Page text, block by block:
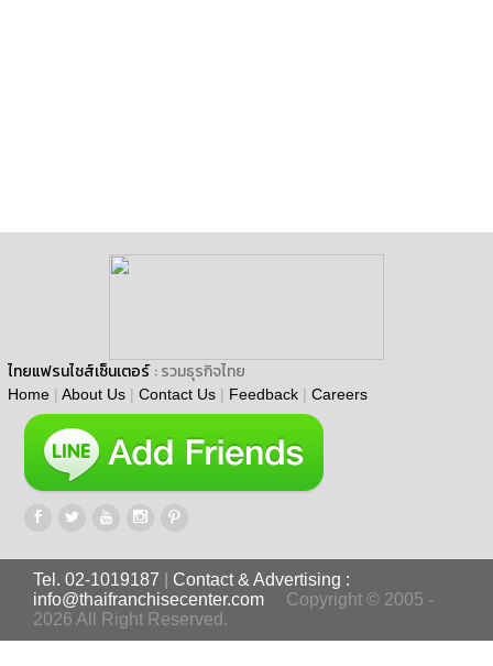
ไทยแฟรนไชส์เซ็นเตอร์ : รวมธุรกิจไทย
Home | About Us | Contact Us | Feedback | Careers
Tel. 02-1019187
Contact & Advertising :
info@thaifranchisecenter.com
Copyright © 2005 -
2026 All Right Reserved.